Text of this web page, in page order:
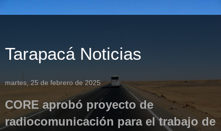
Tarapacá Noticias
martes, 25 de febrero de 2025
CORE aprobó proyecto de
radiocomunicación para el trabajo de